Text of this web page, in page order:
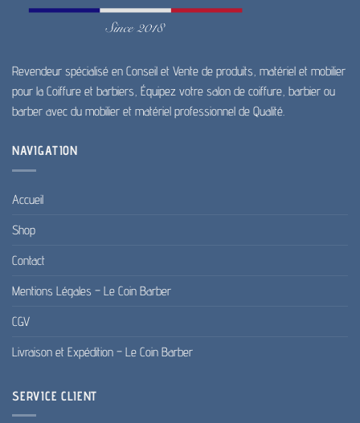
Revendeur spécialisé en Conseil et Vente de produits, matériel et mobilier
pour la Coiffure et barbiers, Équipez votre salon de coiffure, barbier ou
barber avec du mobilier et matériel professionnel de Qualité.
NAVIGATION
Accueil
Shop
Contact
Mentions Légales – Le Coin Barber
CGV
Livraison et Expédition – Le Coin Barber
SERVICE CLIENT